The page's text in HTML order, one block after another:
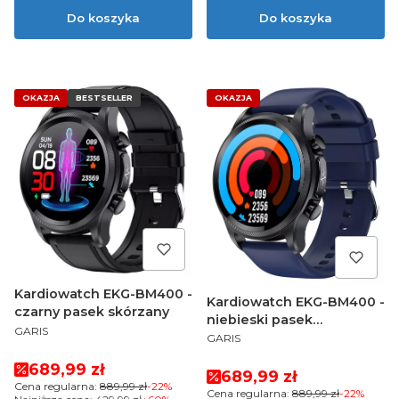
Do koszyka Do koszyka
OKAZJA BESTSELLER
Kardiowatch EKG-BM400 -
czarny pasek skórzany
PRODUCENT
GARIS
Cena promocyjna
689,99 zł
Cena regularna: 889,99 zł-22%
OKAZJA
Kardiowatch EKG-BM400 -
niebieski pasek
silikonowy
PRODUCENT
GARIS
Cena promocyjna
689,99 zł
Cena regularna: 889,99 zł-22%